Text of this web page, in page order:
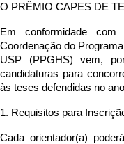
O PRÊMIO CAPES DE
Em conformidade
Coordenação do
USP (PPGHS) vem,
candidaturas para
às teses defendidas no
1. Requisitos para
Cada orientador(a)